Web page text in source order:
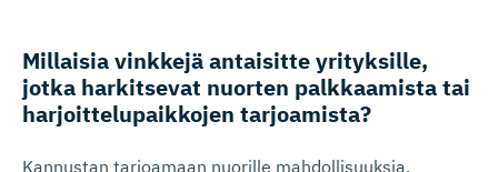
Millaisia vinkkejä antaisitte yrityksille,
jotka harkitsevat nuorten palkkaamista tai
harjoitte­lu­paikkojen tarjoamista?
Kannustan tarjoamaan nuorille mahdollisuuksia.